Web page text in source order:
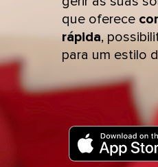
ESQUENTADORES
SMART HOME
que oferece
rápida,
para um estilo